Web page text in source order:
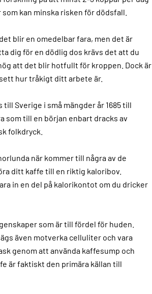
kan minska risken för dödsfall.
blir en omedelbar fara, men det är
dig för en dödlig dos krävs det att du
att det blir hotfullt för kroppen. Dock är
hur tråkigt ditt arbete är.
Sverige i små mängder år 1685 till
som till en början enbart dracks av
folkdryck.
när kommer till några av de
ditt kaffe till en riktig kaloribov.
in en del på kalorikontot om du dricker
som är till fördel för huden.
även motverka celluliter och vara
genom att använda kaffesump och
är faktiskt den primära källan till